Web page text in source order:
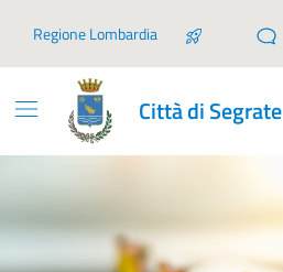
Regione Lombardia
Città di Segrate